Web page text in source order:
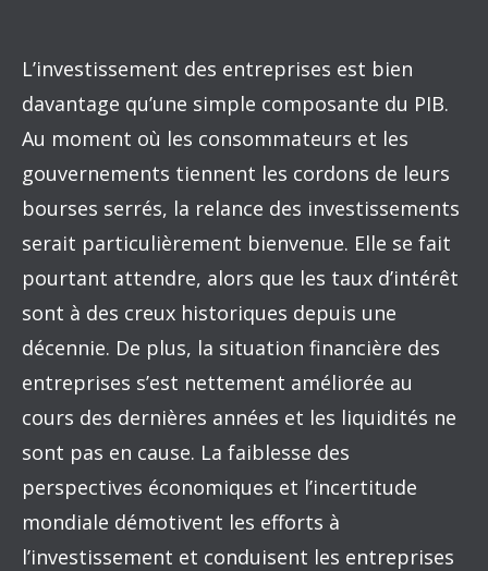
L’investissement des entreprises est bien
davantage qu’une simple composante du PIB.
Au moment où les consommateurs et les
gouvernements tiennent les cordons de leurs
bourses serrés, la relance des investissements
serait particulièrement bienvenue. Elle se fait
pourtant attendre, alors que les taux d’intérêt
sont à des creux historiques depuis une
décennie. De plus, la situation financière des
entreprises s’est nettement améliorée au
cours des dernières années et les liquidités ne
sont pas en cause. La faiblesse des
perspectives économiques et l’incertitude
mondiale démotivent les efforts à
l’investissement et conduisent les entreprises